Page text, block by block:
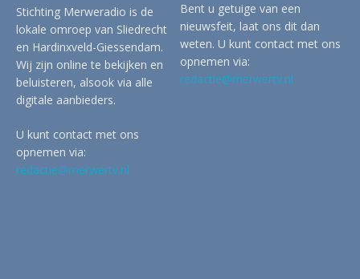
Stichting Merweradio is de
lokale omroep van Sliedrecht
en Hardinxveld-Giessendam.
Wij zijn online te bekijken en
beluisteren, alsook via alle
digitale aanbieders.
U kunt contact met ons
opnemen via:
redactie@merwertv.nl
Bent u getuige van een
nieuwsfeit, laat ons dit dan
weten. U kunt contact met ons
opnemen via:
redactie@merwertv.nl